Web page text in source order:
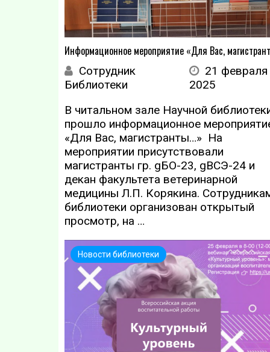
Информационное мероприятие «Для Вас,
Сотрудник
Библиотеки
21 февраля
2025
В читальном зале Научной
прошло информационное
«Для Вас, магистранты…» На
мероприятии присутствовали
магистранты гр. gБО-23, gВСЭ-24 и
декан факультета ветеринарной
медицины Л.П. Корякина.
библиотеки организован открытый
просмотр, на …
Новости библиотеки